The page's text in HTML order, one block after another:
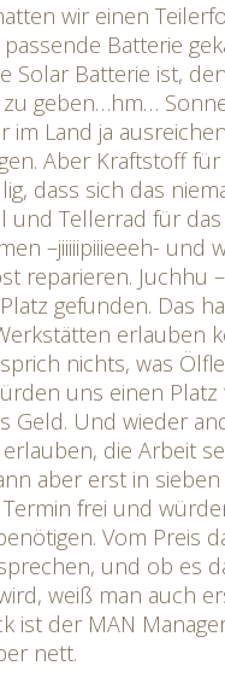
wir einen
Batterie
Solar Batterie ist,
zu geben…hm…
im Land ja
Aber Kraftstoff
dass sich das
und Tellerrad für
–jiiiiipiiieeeh- und
reparieren. Juchhu
gefunden. Das
erlauben
nichts, was
uns einen Platz
Geld. Und wieder
die Arbeit
aber erst in sieben
frei und
Vom Preis
und ob es
weiß man auch
ist der MAN
nett.